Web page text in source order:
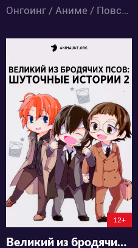
Онгоинг / Аниме / Повседневность / Школа
10040
33 19
6:16:42:8
12+
Великий из бродячих псов: Шуточные истории 2